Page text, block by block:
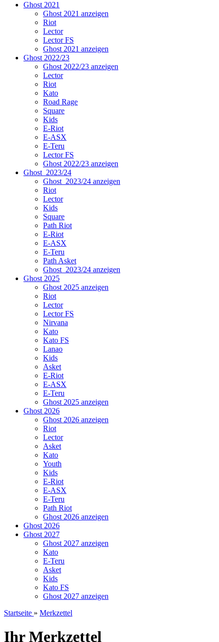
Ghost 2021
Ghost 2021 anzeigen
Riot
Lector
Lector FS
Ghost 2021 anzeigen
Ghost 2022/23
Ghost 2022/23 anzeigen
Lector
Riot
Kato
Road Rage
Square
Kids
E-Riot
E-ASX
E-Teru
Lector FS
Ghost 2022/23 anzeigen
Ghost_2023/24
Ghost_2023/24 anzeigen
Riot
Lector
Kids
Square
Path Riot
E-Riot
E-ASX
E-Teru
Path Asket
Ghost_2023/24 anzeigen
Ghost 2025
Ghost 2025 anzeigen
Riot
Lector
Lector FS
Nirvana
Kato
Kato FS
Lanao
Kids
Asket
E-Riot
E-ASX
E-Teru
Ghost 2025 anzeigen
Ghost 2026
Ghost 2026 anzeigen
Riot
Lector
Asket
Kato
Youth
Kids
E-Riot
E-ASX
E-Teru
Path Riot
Ghost 2026 anzeigen
Ghost 2026
Ghost 2027
Ghost 2027 anzeigen
Kato
E-Teru
Asket
Kids
Kato FS
Ghost 2027 anzeigen
Startseite » Merkzettel
Ihr Merkzettel